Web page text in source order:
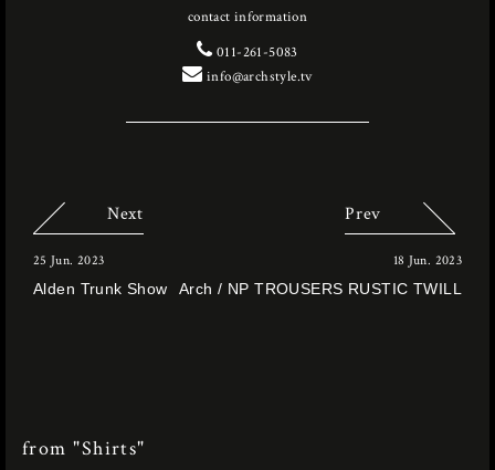
contact information
011-261-5083
info@archstyle.tv
Next
25 Jun. 2023
Alden Trunk Show
Prev
18 Jun. 2023
Arch / NP TROUSERS RUSTIC TWILL
from "Shirts"